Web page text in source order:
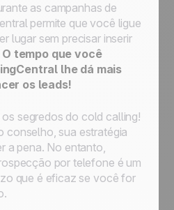
as campanhas de
permite que você ligue
lugar sem precisar inserir
O tempo que você
lhe dá mais
os leads!
segredos do cold calling!
conselho, sua estratégia
a pena. No entanto,
por telefone é um
que é eficaz se você for